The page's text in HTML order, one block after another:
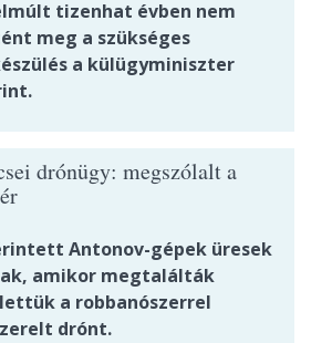
tizenhat évben nem
meg a szükséges
a külügyminiszter
drónügy: megszólalt a
Antonov-gépek üresek
amikor megtalálták
a robbanószerrel
drónt.